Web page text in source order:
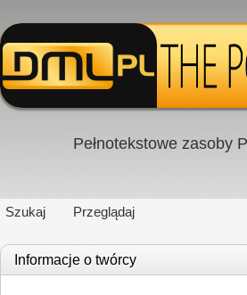
Pełnotekstowe zasoby
Szukaj Przeglądaj
Informacje o twórcy